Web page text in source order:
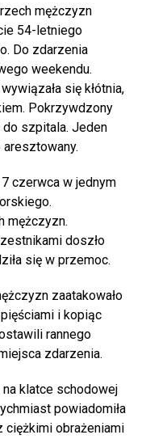
mężczyzn
54-letniego
Do zdarzenia
weekendu.
się kłótnia,
Pokrzywdzony
do szpitala. Jeden
czerwca w jednym
mężczyzn.
doszło
się w przemoc.
zaatakowało
i kopiąc
rannego
zdarzenia.
klatce schodowej
powiadomiła
ciężkimi obrażeniami